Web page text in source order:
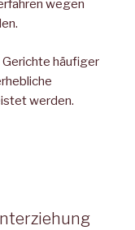
wegen
häufiger
werden.